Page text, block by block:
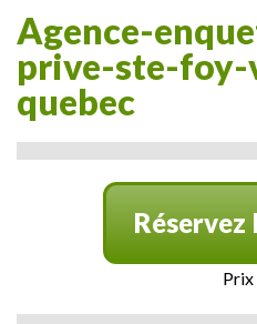
agence-enquete-detective-
prive-ste-
quebec
Réservez
Prix